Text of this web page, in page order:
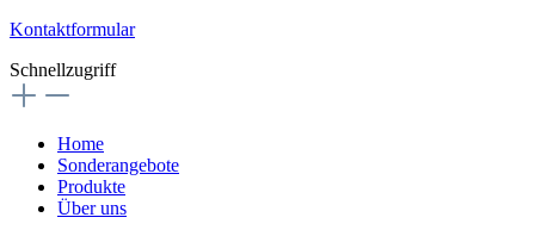
Kontaktformular
Schnellzugriff
Home
Sonderangebote
Produkte
Über uns